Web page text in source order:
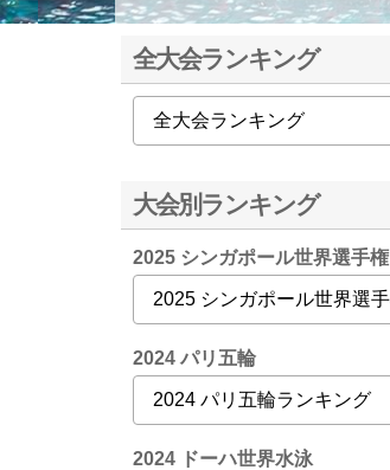
全大会ランキング
大会別ランキング
2025 シンガポール世界選手権
2024 パリ五輪
2024 ドーハ世界水泳